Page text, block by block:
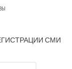
СМИ